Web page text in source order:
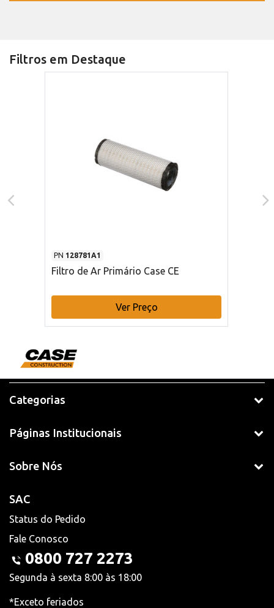
Filtros em Destaque
PN 128781A1
Filtro de Ar Primário Case CE
Ver Preço
Categorias
Páginas Institucionais
Sobre Nós
SAC
Status do Pedido
Fale Conosco
0800 727 2273
Segunda à sexta 8:00 às 18:00
*Exceto feriados